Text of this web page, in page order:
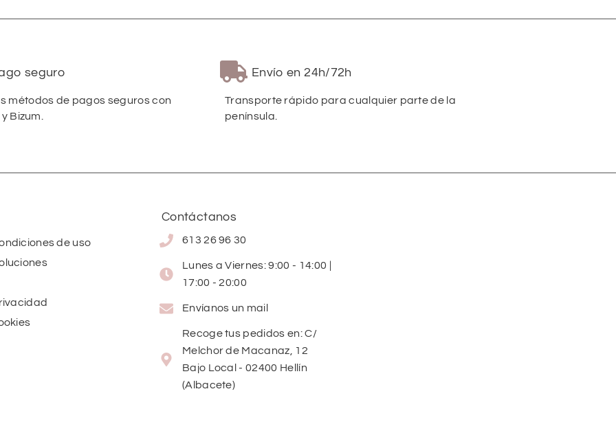
seguro
métodos de pagos seguros con
Bizum.
Envío en 24h/72h
Transporte rápido para cualquier parte de la
península.
de uso
Contáctanos
613 26 96 30
Lunes a Viernes: 9:00 - 14:00 |
17:00 - 20:00
Envíanos un mail
Recoge tus pedidos en: C/
Melchor de Macanaz, 12
Bajo Local - 02400 Hellín
(Albacete)